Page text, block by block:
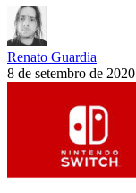
Renato Guardia
8 de setembro de 2020